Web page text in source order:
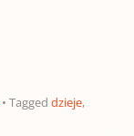
Tagged dzieje,